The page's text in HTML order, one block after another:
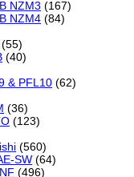
NZM3 (167)
NZM4 (84)
(55)
(40)
& PFL10 (62)
(36)
(123)
(560)
SW (64)
(496)